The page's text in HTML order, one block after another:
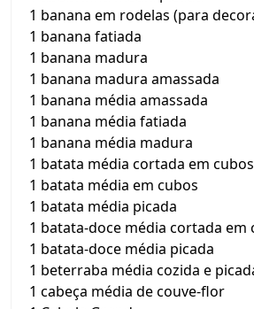
1 banana em rodelas (para
1 banana fatiada
1 banana madura
1 banana madura amassada
1 banana média amassada
1 banana média fatiada
1 banana média madura
1 batata média cortada em cubos
1 batata média em cubos
1 batata média picada
1 batata-doce média cortada em
1 batata-doce média picada
1 beterraba média cozida e
1 cabeça média de couve-flor